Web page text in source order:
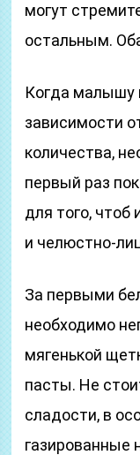
могут
остальным.
Когда малышу
зависимости
количества,
первый раз
для того, чтоб
и челюстно-
За первыми
необходимо
мягенькой
пасты. Не
сладости, в
газированные